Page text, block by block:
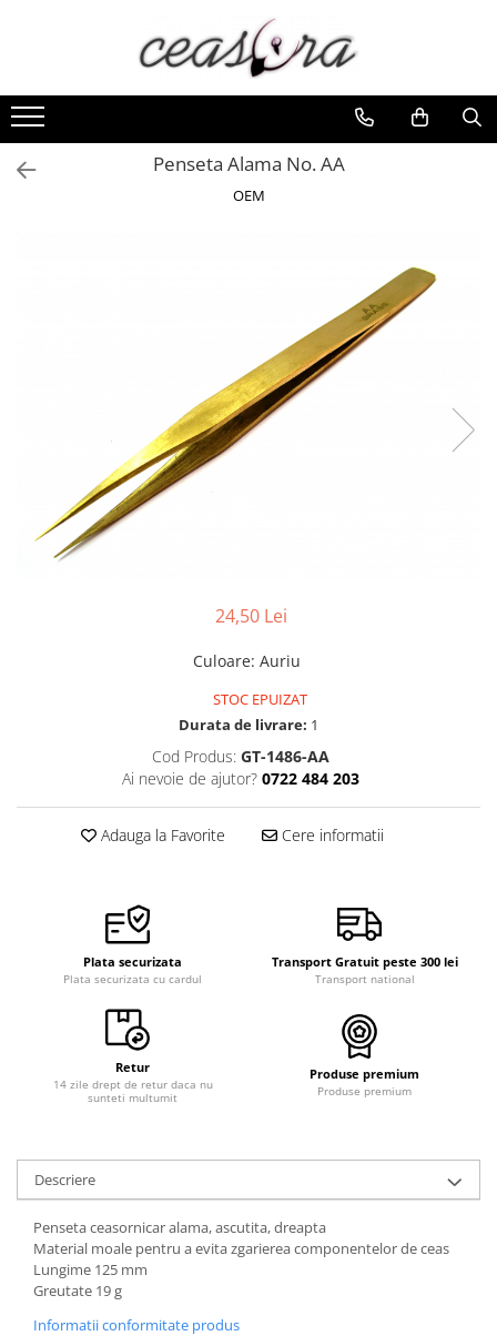
Toate Produsele
Baterii
AA, AAA, 9V
Accesorii baterii
Ceasuri Daniel Klein
Ceasuri Lorus
Ceasuri Police
Ceasuri Q&Q
Ceasuri Q&Q Attractive
Ceasuri Daniel Klein
Curele Ceasuri
Curele Apple Watch
Curele Casio
Curele cauciuc
Curele Garmin
Curele metalice
Curele Samsung Watch
Curele textile
Handmade / Bijutieri
Abrazive
Ciocane Miniatura
Penseta Alama No. AA
OEM
24,50 Lei
Culoare: Auriu
STOC EPUIZAT
Durata de livrare: 1
Cod Produs: GT-1486-AA
Ai nevoie de ajutor? 0722 484 203
Adauga la Favorite Cere informatii
Plata securizata
Plata securizata cu cardul
Transport Gratuit peste 300 lei
Transport national
Retur
14 zile drept de retur daca nu
sunteti multumit
Produse premium
Produse premium
Descriere
Penseta ceasornicar alama, ascutita, dreapta
Material moale pentru a evita zgarierea componentelor de ceas
Lungime 125 mm
Greutate 19 g
Informatii conformitate produs